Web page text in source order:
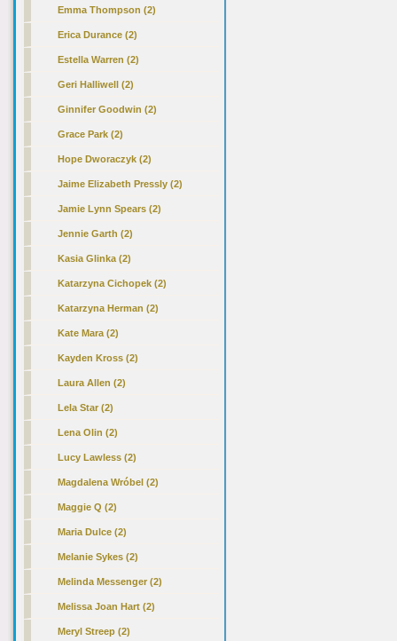
Emma Thompson (2)
Erica Durance (2)
Estella Warren (2)
Geri Halliwell (2)
Ginnifer Goodwin (2)
Grace Park (2)
Hope Dworaczyk (2)
Jaime Elizabeth Pressly (2)
Jamie Lynn Spears (2)
Jennie Garth (2)
Kasia Glinka (2)
Katarzyna Cichopek (2)
Katarzyna Herman (2)
Kate Mara (2)
Kayden Kross (2)
Laura Allen (2)
Lela Star (2)
Lena Olin (2)
Lucy Lawless (2)
Magdalena Wróbel (2)
Maggie Q (2)
Maria Dulce (2)
Melanie Sykes (2)
Melinda Messenger (2)
Melissa Joan Hart (2)
Meryl Streep (2)